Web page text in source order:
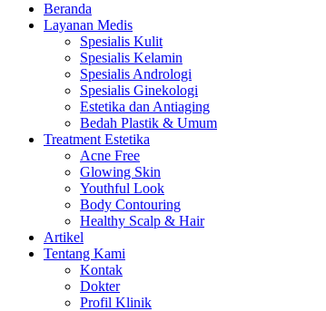
Beranda
Layanan Medis
Spesialis Kulit
Spesialis Kelamin
Spesialis Andrologi
Spesialis Ginekologi
Estetika dan Antiaging
Bedah Plastik & Umum
Treatment Estetika
Acne Free
Glowing Skin
Youthful Look
Body Contouring
Healthy Scalp & Hair
Artikel
Tentang Kami
Kontak
Dokter
Profil Klinik